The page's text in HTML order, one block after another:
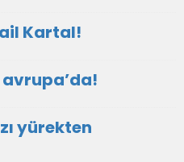
Kartal!
avrupa’da!
yürekten